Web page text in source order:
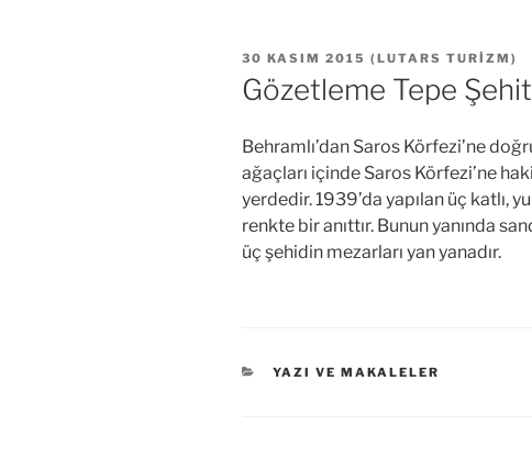
YAYIM
TARIHI
30 KASIM 2015 ( LUTARS TURIZM )
Gözetleme Tepe
Behramlı’dan Saros Körfezi’ne
ağaçları içinde Saros Körfezi’ne
yerdedir. 1939’da yapılan üç katlı,
renkte bir anıttır. Bunun yanında
üç şehidin mezarları yan yanadır.
KATEGORILER
YAZI VE MAKALELER